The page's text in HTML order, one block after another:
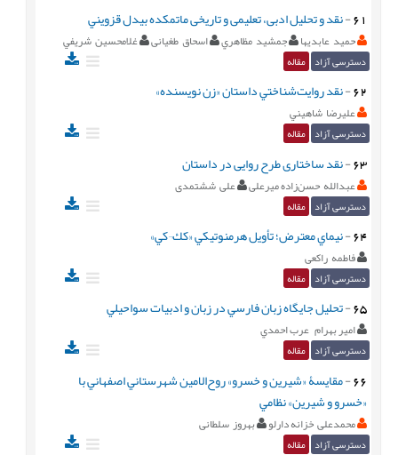
61
-نقد و تحليل ادبی، تعلیمی و تاریخی ماتمکده بيدل قزويني
حميد عابديها جمشيد مظاهري اسحاق طغیانی غلامحسين شريفي
دسترسی آزاد مقاله
62
-نقد روايت‌شناختي داستان «زن نويسنده»
عليرضا شاهيني
دسترسی آزاد مقاله
63
-نقد ساختاری طرح روایی در داستان
عبدالله حسن‌زاده میرعلی علی ششتمدی
دسترسی آزاد مقاله
64
-نيماي معترض؛ تأويل هرمنوتيكي «كك¬كي»
فاطمه راکعی
دسترسی آزاد مقاله
65
-تحليل جايگاه زبان فارسي در زبان و ادبيات سواحيلي
امير بهرام عرب احمدي
دسترسی آزاد مقاله
66
-مقايسۀ «شيرين و خسرو» روح‌الامين شهرستاني اصفهاني با
«خسرو و شيرين» نظامي
محمدعلی خزانه‌ دارلو بهروز سلطانی
دسترسی آزاد مقاله